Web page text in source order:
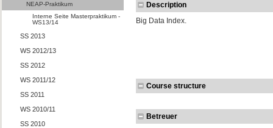
NEAP-Praktikum
Interne Seite Masterpraktikum -
WS13/14
SS 2013
WS 2012/13
SS 2012
WS 2011/12
SS 2011
WS 2010/11
SS 2010
Description
Big Data Index.
Course structure
Betreuer